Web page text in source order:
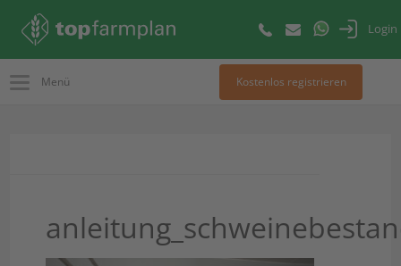
Login
Menü Kostenlos registrieren